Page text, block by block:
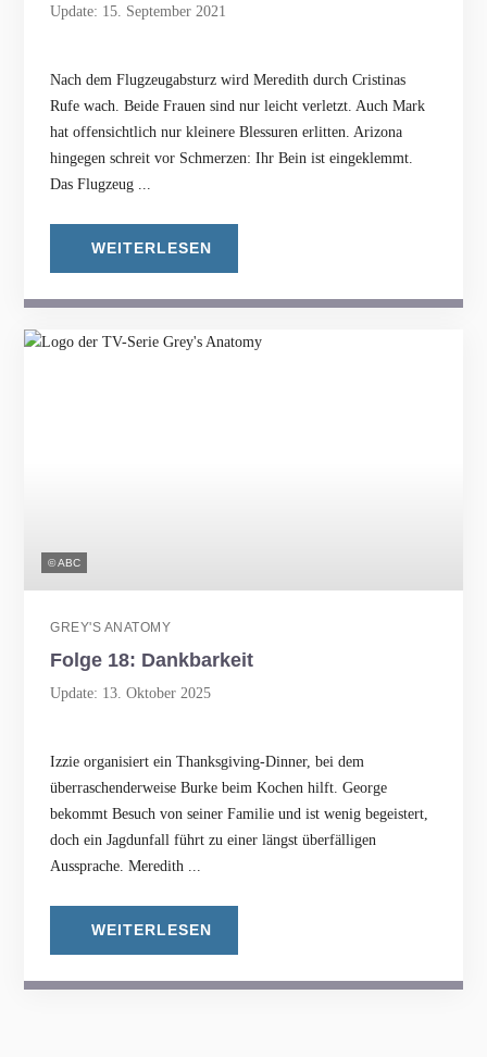
Update: 15. September 2021
Nach dem Flugzeugabsturz wird Meredith durch Cristinas
Rufe wach. Beide Frauen sind nur leicht verletzt. Auch Mark
hat offensichtlich nur kleinere Blessuren erlitten. Arizona
hingegen schreit vor Schmerzen: Ihr Bein ist eingeklemmt.
Das Flugzeug ...
WEITERLESEN
© ABC
GREY'S ANATOMY
Folge 18: Dankbarkeit
Update: 13. Oktober 2025
Izzie organisiert ein Thanksgiving-Dinner, bei dem
überraschenderweise Burke beim Kochen hilft. George
bekommt Besuch von seiner Familie und ist wenig begeistert,
doch ein Jagdunfall führt zu einer längst überfälligen
Aussprache. Meredith ...
WEITERLESEN